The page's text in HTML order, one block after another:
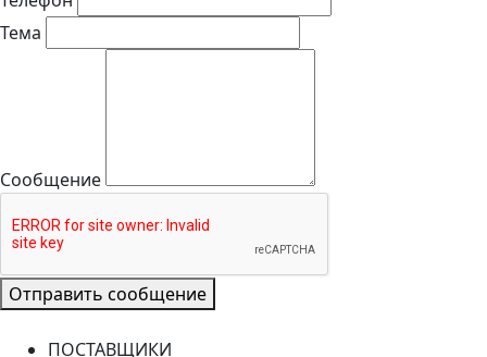
Тема
Сообщение
Отправить сообщение
ПОСТАВЩИКИ